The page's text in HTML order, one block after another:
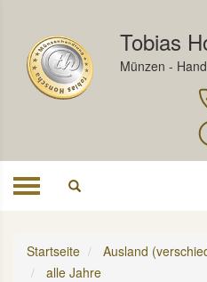
Tobias
Münzen -
Toggle
Startseite Ausland
alle Jahre